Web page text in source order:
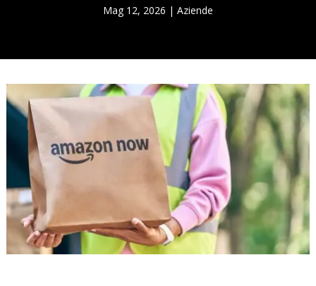
Mag 12, 2026 | Aziende